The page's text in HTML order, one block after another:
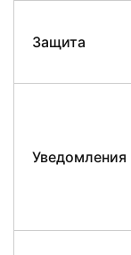
Защита
Уведомления